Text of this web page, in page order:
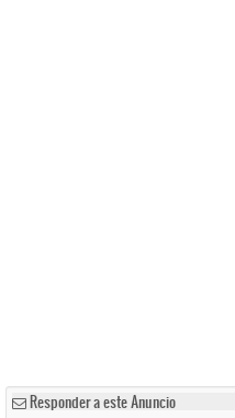
Responder a este Anuncio